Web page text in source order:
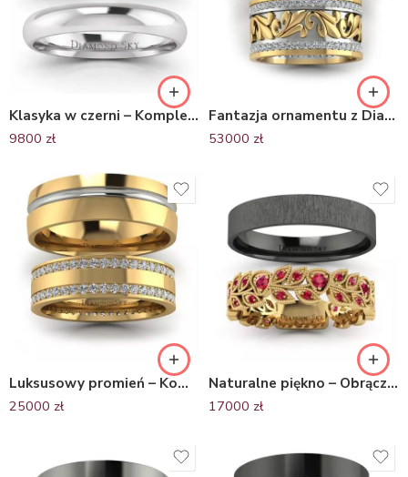
Klasyka w czerni – Komplet półokrągłych obrączek ślubnych z białego i czarnego złota, 3,0 mm, 4.0 mm
9800 zł
Fantazja ornamentu z Diamentami – Obrączki Diamond Sky, dwukolorowe złoto
53000 zł
Luksusowy promień – Komplet obrączek, żółte i białe złoto, dwa rzędy diamentów
25000 zł
Naturalne piękno – Obrączki ślubne z żółtego i czarnego złota z rubinami
17000 zł